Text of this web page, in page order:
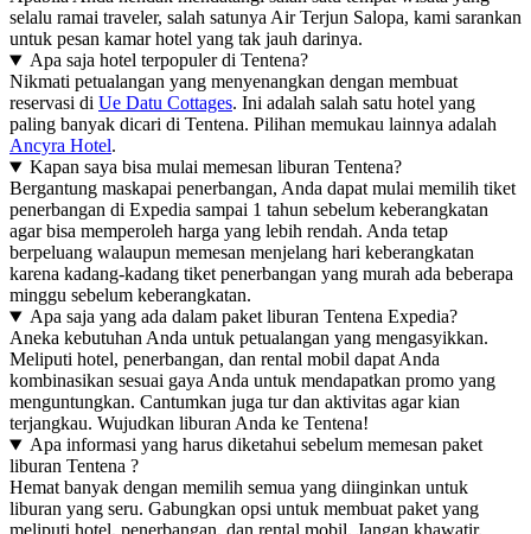
selalu ramai traveler, salah satunya Air Terjun Salopa, kami sarankan
untuk pesan kamar hotel yang tak jauh darinya.
Apa saja hotel terpopuler di Tentena?
Nikmati petualangan yang menyenangkan dengan membuat
reservasi di Ue Datu Cottages. Ini adalah salah satu hotel yang
paling banyak dicari di Tentena. Pilihan memukau lainnya adalah
Ancyra Hotel.
Kapan saya bisa mulai memesan liburan Tentena?
Bergantung maskapai penerbangan, Anda dapat mulai memilih tiket
penerbangan di Expedia sampai 1 tahun sebelum keberangkatan
agar bisa memperoleh harga yang lebih rendah. Anda tetap
berpeluang walaupun memesan menjelang hari keberangkatan
karena kadang-kadang tiket penerbangan yang murah ada beberapa
minggu sebelum keberangkatan.
Apa saja yang ada dalam paket liburan Tentena Expedia?
Aneka kebutuhan Anda untuk petualangan yang mengasyikkan.
Meliputi hotel, penerbangan, dan rental mobil dapat Anda
kombinasikan sesuai gaya Anda untuk mendapatkan promo yang
menguntungkan. Cantumkan juga tur dan aktivitas agar kian
terjangkau. Wujudkan liburan Anda ke Tentena!
Apa informasi yang harus diketahui sebelum memesan paket
liburan Tentena ?
Hemat banyak dengan memilih semua yang diinginkan untuk
liburan yang seru. Gabungkan opsi untuk membuat paket yang